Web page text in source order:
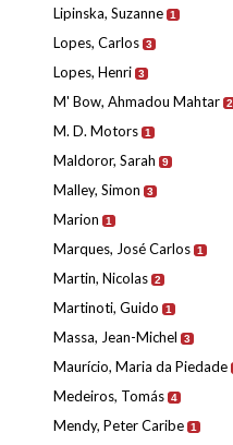
Lipinska, Suzanne 1
Lopes, Carlos 3
Lopes, Henri 3
M' Bow, Ahmadou Mahtar 2
M. D. Motors 1
Maldoror, Sarah 9
Malley, Simon 3
Marion 1
Marques, José Carlos 1
Martin, Nicolas 2
Martinoti, Guido 1
Massa, Jean-Michel 3
Maurício, Maria da Piedade
Medeiros, Tomás 4
Mendy, Peter Caribe 1